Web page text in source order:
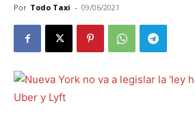
Por Todo Taxi - 09/06/2021